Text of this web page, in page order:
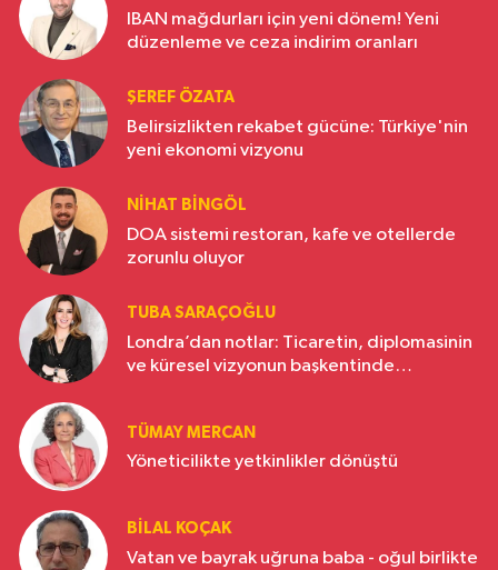
IBAN mağdurları için yeni dönem! Yeni
düzenleme ve ceza indirim oranları
ŞEREF ÖZATA
Belirsizlikten rekabet gücüne: Türkiye'nin
yeni ekonomi vizyonu
NIHAT BINGÖL
DOA sistemi restoran, kafe ve otellerde
zorunlu oluyor
TUBA SARAÇOĞLU
Londra’dan notlar: Ticaretin, diplomasinin
ve küresel vizyonun başkentinde
TÜMAY MERCAN
Yöneticilikte yetkinlikler dönüştü
BILAL KOÇAK
Vatan ve bayrak uğruna baba - oğul birlikte